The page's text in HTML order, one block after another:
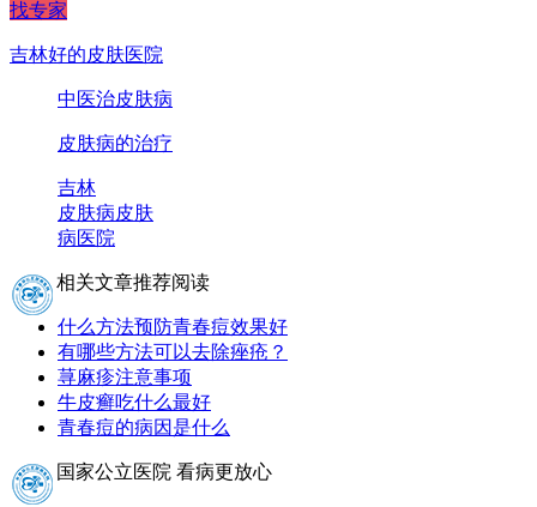
找专家
吉林好的皮肤医院
中医治皮肤病
皮肤病的治疗
吉林
皮肤病皮肤
病医院
相关文章推荐阅读
什么方法预防青春痘效果好
有哪些方法可以去除痤疮？
荨麻疹注意事项
牛皮癣吃什么最好
青春痘的病因是什么
国家公立医院 看病更放心